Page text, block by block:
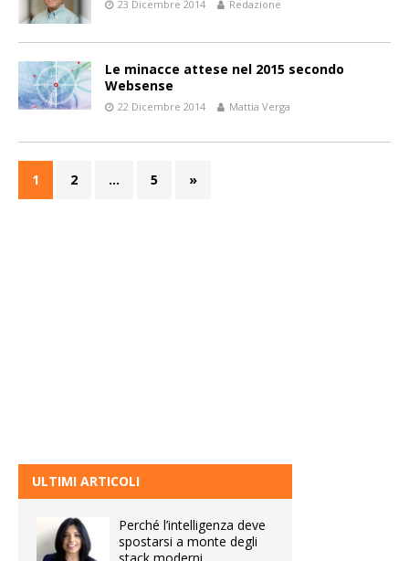
23 Dicembre 2014 Redazione
Le minacce attese nel 2015 secondo
Websense
22 Dicembre 2014 Mattia Verga
1 2 … 5 »
ULTIMI ARTICOLI
Perché l’intelligenza deve
spostarsi a monte degli